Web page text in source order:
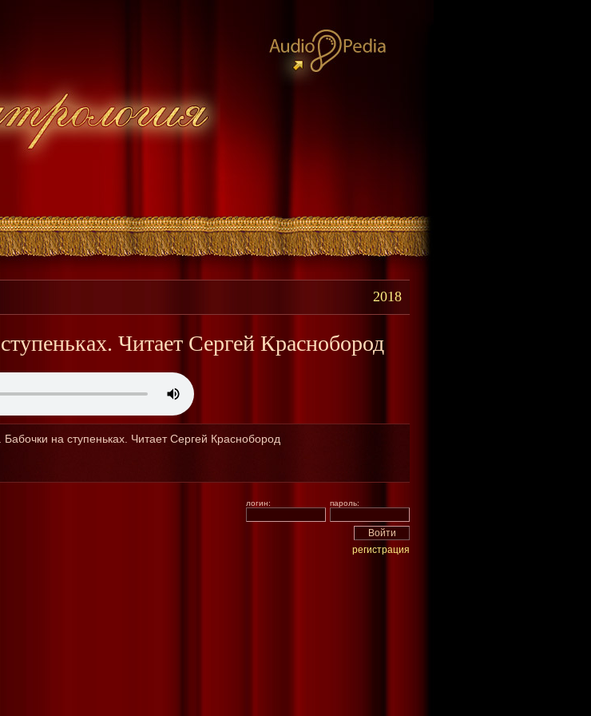
2018
Читает Сергей Краснобород
Бабочки на ступеньках. Читает Сергей Краснобород
пароль:
логин:
регистрация